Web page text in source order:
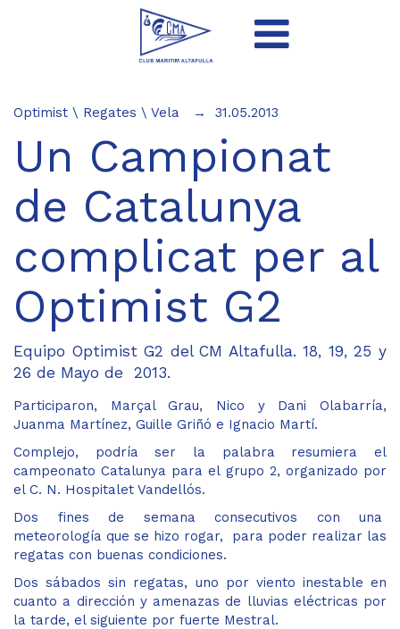
Optimist \ Regates \ Vela 31.05.2013
Un Campionat
de Catalunya
complicat per al
Optimist G2
Equipo Optimist G2 del CM Altafulla. 18, 19, 25 y
26 de Mayo de 2013.
Participaron, Marçal Grau, Nico y Dani Olabarría,
Juanma Martínez, Guille Griñó e Ignacio Martí.
Complejo, podría ser la palabra resumiera el
campeonato Catalunya para el grupo 2, organizado por
el C. N. Hospitalet Vandellós.
Dos fines de semana consecutivos con una
meteorología que se hizo rogar, para poder realizar las
regatas con buenas condiciones.
Dos sábados sin regatas, uno por viento inestable en
cuanto a dirección y amenazas de lluvias eléctricas por
la tarde, el siguiente por fuerte Mestral.